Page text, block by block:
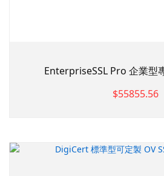
EnterpriseSSL Pro 企業型
$55855.56